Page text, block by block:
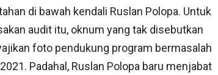
di bawah kendali Ruslan Polopa. Untuk
audit itu, oknum yang tak disebutkan
foto pendukung program bermasalah
Padahal, Ruslan Polopa baru menjabat